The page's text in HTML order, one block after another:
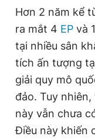
Hơn 2 năm kể
ra mắt 4 EP và
tại nhiều sân
tích ấn tượng
giải quy mô
đảo. Tuy
này vẫn chưa
Điều này khiến